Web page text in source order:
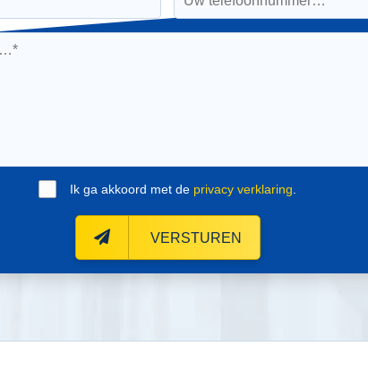
Ik ga akkoord met de privacy verklaring
VERSTUREN